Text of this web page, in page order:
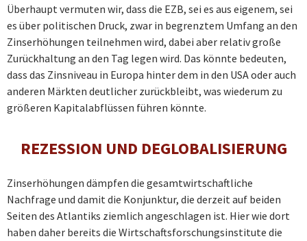
Überhaupt vermuten wir, dass die EZB, sei es aus eigenem, sei
es über politischen Druck, zwar in begrenztem Umfang an den
Zinserhöhungen teilnehmen wird, dabei aber relativ große
Zurückhaltung an den Tag legen wird. Das könnte bedeuten,
dass das Zinsniveau in Europa hinter dem in den USA oder auch
anderen Märkten deutlicher zurückbleibt, was wiederum zu
größeren Kapitalabflüssen führen könnte.
REZESSION UND DEGLOBALISIERUNG
Zinserhöhungen dämpfen die gesamtwirtschaftliche
Nachfrage und damit die Konjunktur, die derzeit auf beiden
Seiten des Atlantiks ziemlich angeschlagen ist. Hier wie dort
haben daher bereits die Wirtschaftsforschungsinstitute die